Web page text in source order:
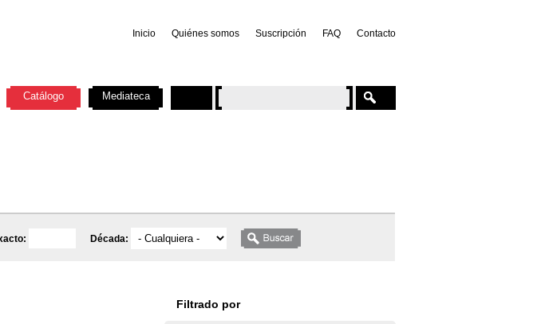
Inicio Quiénes somos Suscripción FAQ Contacto
Década:
Filtrado por
Catálogo Mediateca